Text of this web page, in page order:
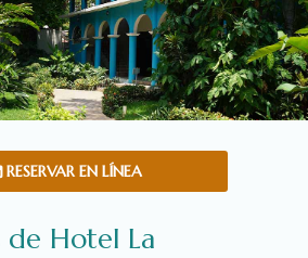
RESERVAR EN LÍNEA
de Hotel La